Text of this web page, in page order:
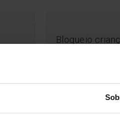
Bloqueio
Pausa - Stop &